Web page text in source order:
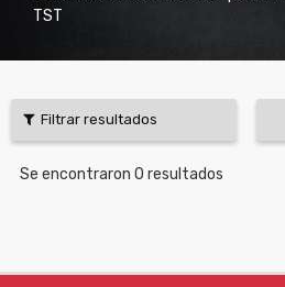
TST
Filtrar resultados
Se encontraron 0 resultados